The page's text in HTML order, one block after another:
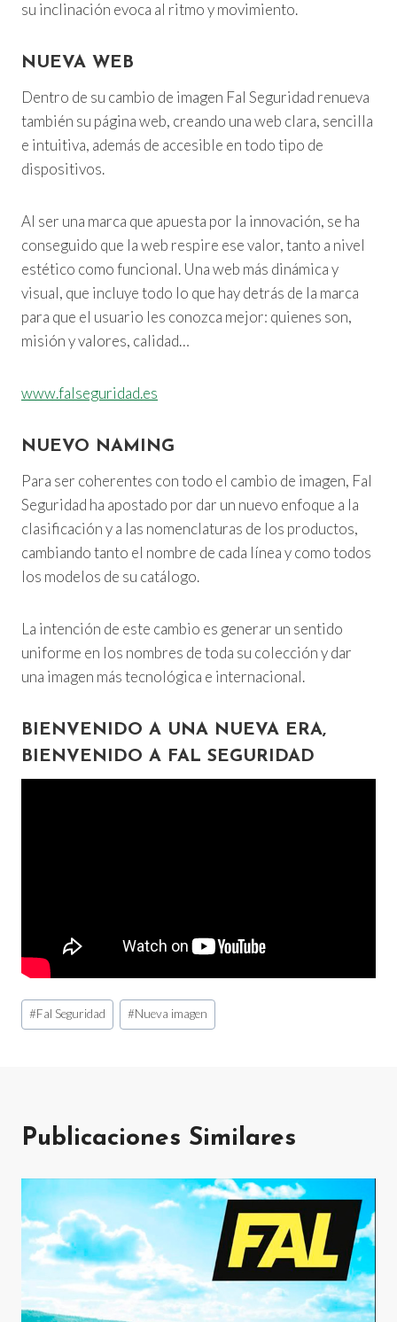
su inclinación evoca al ritmo y movimiento.
NUEVA WEB
Dentro de su cambio de imagen Fal Seguridad renueva
también su página web, creando una web clara, sencilla
e intuitiva, además de accesible en todo tipo de
dispositivos.
Al ser una marca que apuesta por la innovación, se ha
conseguido que la web respire ese valor, tanto a nivel
estético como funcional. Una web más dinámica y
visual, que incluye todo lo que hay detrás de la marca
para que el usuario les conozca mejor: quienes son,
misión y valores, calidad…
www.falseguridad.es
NUEVO NAMING
Para ser coherentes con todo el cambio de imagen, Fal
Seguridad ha apostado por dar un nuevo enfoque a la
clasificación y a las nomenclaturas de los productos,
cambiando tanto el nombre de cada línea y como todos
los modelos de su catálogo.
La intención de este cambio es generar un sentido
uniforme en los nombres de toda su colección y dar
una imagen más tecnológica e internacional.
BIENVENIDO A UNA NUEVA ERA,
BIENVENIDO A FAL SEGURIDAD
Etiquetas
de
#Fal Seguridad #Nueva imagen
Publicaciones Similares